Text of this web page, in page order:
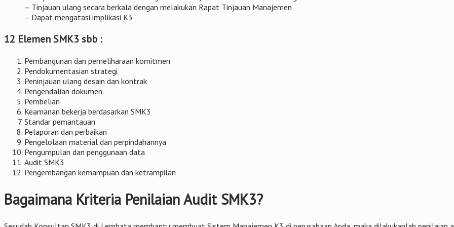
– Tinjauan ulang secara berkala dengan melakukan Rapat Tinjauan Manajemen
– Dapat mengatasi implikasi K3
12 Elemen SMK3 sbb :
Pembangunan dan pemeliharaan komitmen
Pendokumentasian strategi
Peninjauan ulang desain dan kontrak
Pengendalian dokumen
Pembelian
Keamanan bekerja berdasarkan SMK3
Standar pemantauan
Pelaporan dan perbaikan
Pengelolaan material dan perpindahannya
Pengumpulan dan penggunaan data
Audit SMK3
Pengembangan kemampuan dan ketrampilan
Bagaimana Kriteria Penilaian Audit SMK3?